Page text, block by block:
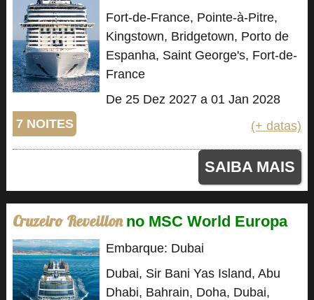
7 NOITES
Fort-de-France, Pointe-à-Pitre,
Kingstown, Bridgetown, Porto de
Espanha, Saint George's, Fort-de-
France
De 25 Dez 2027 a 01 Jan 2028
(+ datas)
SAIBA MAIS
Cruzeiro Reveillon no MSC World Europa
Embarque: Dubai
Dubai, Sir Bani Yas Island, Abu
Dhabi, Bahrain, Doha, Dubai,